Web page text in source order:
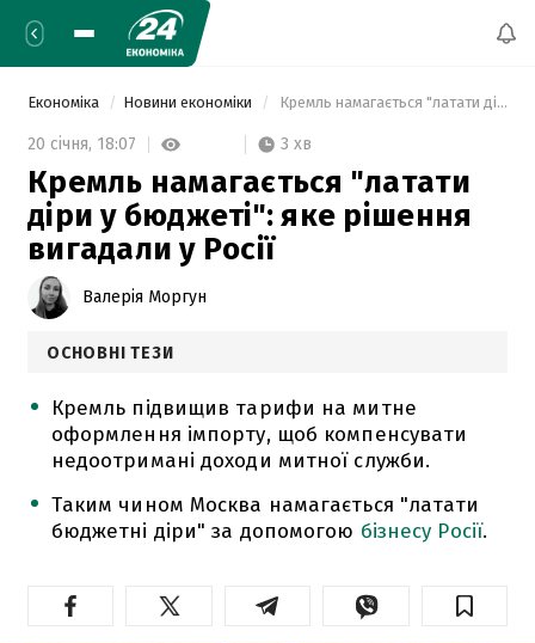
Економіка Новини економіки Кремль намагається "латати діри у бюджеті": яке рішення вигадали у Росії
20 січня, 18:07 3 хв
Кремль намагається "латати
діри у бюджеті": яке рішення
вигадали у Росії
Валерія Моргун
ОСНОВНІ ТЕЗИ
Кремль підвищив тарифи на митне
оформлення імпорту, щоб компенсувати
недоотримані доходи митної служби.
Таким чином Москва намагається "латати
бюджетні діри" за допомогою бізнесу Росії.